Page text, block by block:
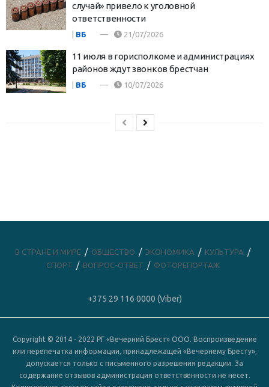
случай» привело к уголовной
ответственности
ВБ 21/07/2026
11 июля в горисполкоме и администрациях
районов ждут звонков брестчан
ВБ 10/07/2026
В СТРАНЕ И МИРЕ ОБЩЕСТВО ЭКОНОМИКА
КУЛЬТУРА
СПОРТ
ВОПРОС-ОТВЕТ ФОТОРЕПОРТАЖ
+375 29 116 0000 (Viber)
Copyright © 2014 - 2022 РГ «Вечерний Брест» ООО. Воспроизведение
или перепечатка информации, принадлежащей «Вечернему Бресту»,
допускается только с письменного разрешения редакции. За
содержание отзывов администрация ответственности не несет.